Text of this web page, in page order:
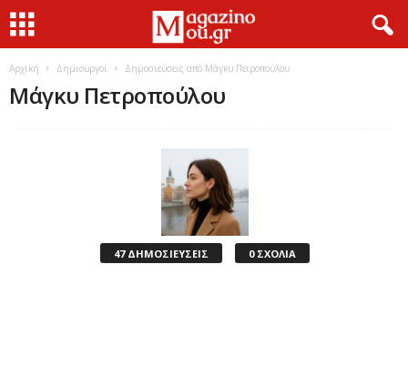
Αρχική Δημιουργοί Δημοσιεύσεις από Μάγκυ Πετροπούλου
Μάγκυ Πετροπούλου
47 ΔΗΜΟΣΙΕΥΣΕΙΣ 0 ΣΧΟΛΙΑ